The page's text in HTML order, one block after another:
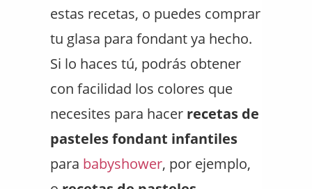
estas recetas, o puedes comprar
tu glasa para fondant ya hecho.
Si lo haces tú, podrás obtener
con facilidad los colores que
necesites para hacer recetas de
pasteles fondant infantiles
para babyshower, por ejemplo,